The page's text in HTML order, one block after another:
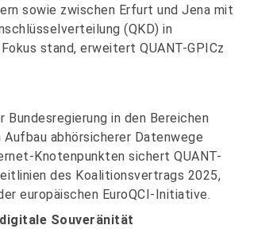
sowie zwischen Erfurt und Jena mit
(QKD) in
stand, erweitert QUANT-GPICz
in den Bereichen
abhörsicherer Datenwege
Knotenpunkten sichert QUANT-
des Koalitionsvertrags 2025,
europäischen EuroQCI-Initiative.
Souveränität